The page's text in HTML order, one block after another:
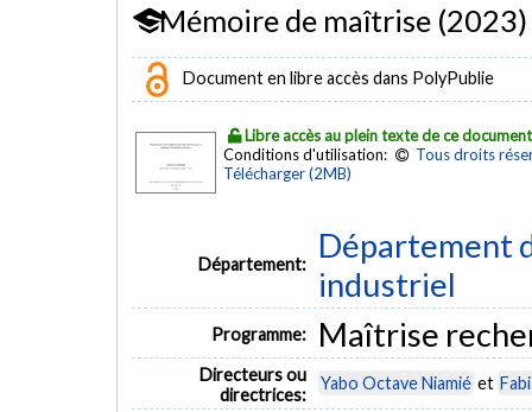
Mémoire de maîtrise (2023)
Document en libre accès dans PolyPublie
Libre accès au plein texte de ce document
Conditions d'utilisation:
Tous droits
Télécharger (2MB)
Département:
Département
industriel
Programme: Maîtrise
Directeurs ou
directrices:
Yabo Octave Niamié et